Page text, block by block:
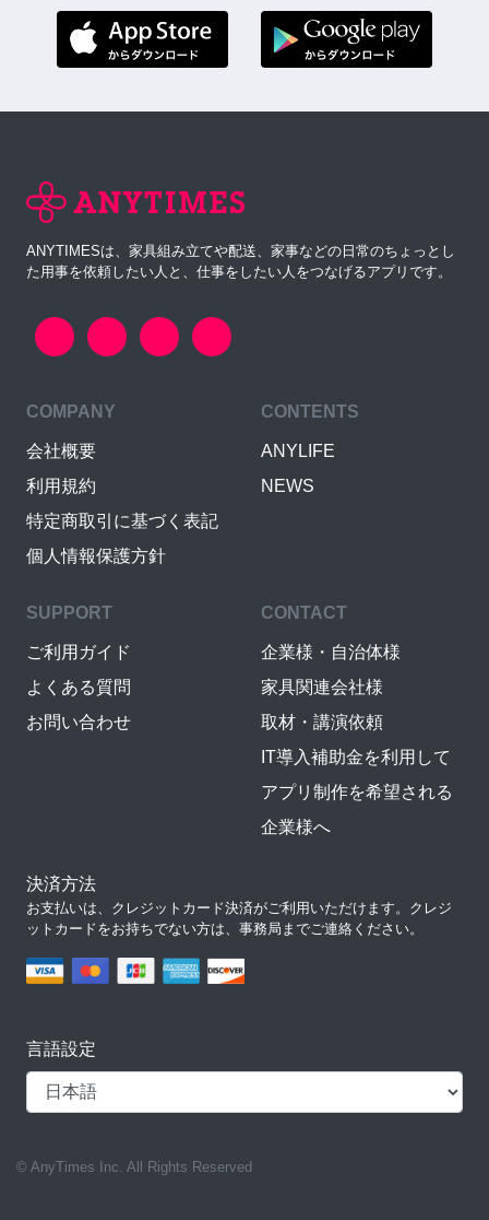
ANYTIMESは、家具組み立てや配送、家事などの日常のちょっとし
た用事を依頼したい人と、仕事をしたい人をつなげるアプリです。
COMPANY
会社概要
利用規約
特定商取引に基づく表記
個人情報保護方針
CONTENTS
ANYLIFE
NEWS
SUPPORT
ご利用ガイド
よくある質問
お問い合わせ
CONTACT
企業様・自治体様
家具関連会社様
取材・講演依頼
IT導入補助金を利用して
アプリ制作を希望される
企業様へ
決済方法
お支払いは、クレジットカード決済がご利用いただけます。クレジ
ットカードをお持ちでない方は、事務局までご連絡ください。
言語設定
© AnyTimes Inc. All Rights Reserved